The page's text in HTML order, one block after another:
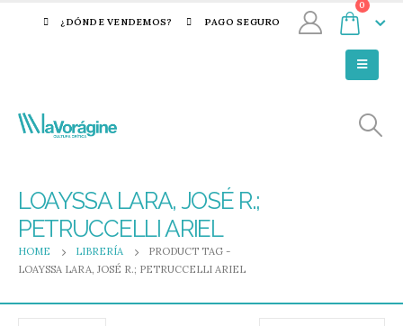
¿DÓNDE VENDEMOS? PAGO SEGURO
0
LOAYSSA LARA, JOSÉ R.;
PETRUCCELLI ARIEL
HOME LIBRERÍA
PRODUCT TAG -
LOAYSSA LARA, JOSÉ R.; PETRUCCELLI ARIEL